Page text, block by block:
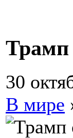
Трамп
30
В мире